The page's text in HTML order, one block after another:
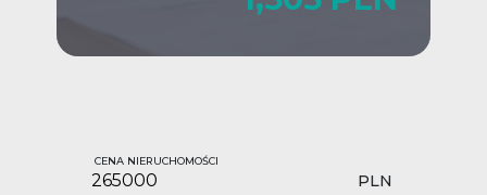
CENA NIERUCHOMOŚCI
PLN